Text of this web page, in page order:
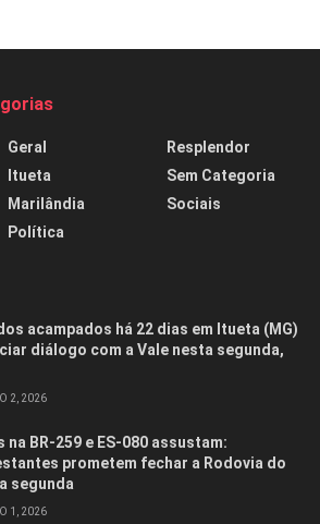
Geral
Itueta
Marilândia
Política
Resplendor
Sem Categoria
Sociais
acampados há 22 dias em Itueta (MG)
diálogo com a Vale nesta segunda,
2, 2026
na BR-259 e ES-080 assustam:
prometem fechar a Rodovia do
segunda
1, 2026